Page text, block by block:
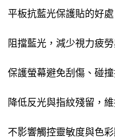
平板抗藍光保護貼的好處
阻擋藍光，減少視力疲
保護螢幕避免刮傷、碰
降低反光與指紋殘留，
不影響觸控靈敏度與色